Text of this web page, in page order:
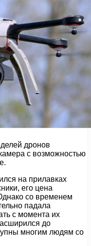
дронов
с возможностью
на прилавках
его цена
со временем
падала
с момента их
до
многим людям со